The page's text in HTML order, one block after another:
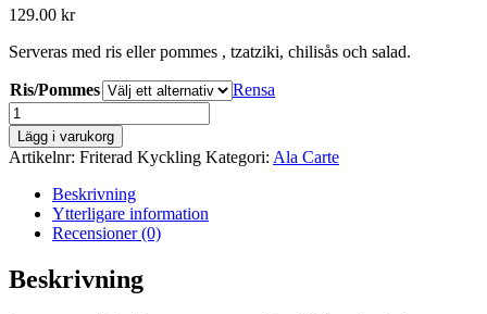
129.00 kr
Serveras med ris eller pommes , tzatziki, chilisås och salad.
Ris/Pommes
Rensa
Friterad
Kyckling
mängd
Lägg i varukorg
Artikelnr: Friterad Kyckling Kategori: Ala Carte
Beskrivning
Ytterligare information
Recensioner (0)
Beskrivning